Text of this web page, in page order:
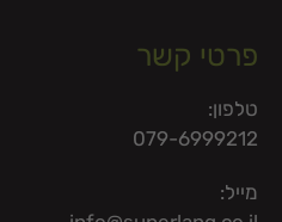
פרטי קשר
טלפון:
079-6999212
מייל: